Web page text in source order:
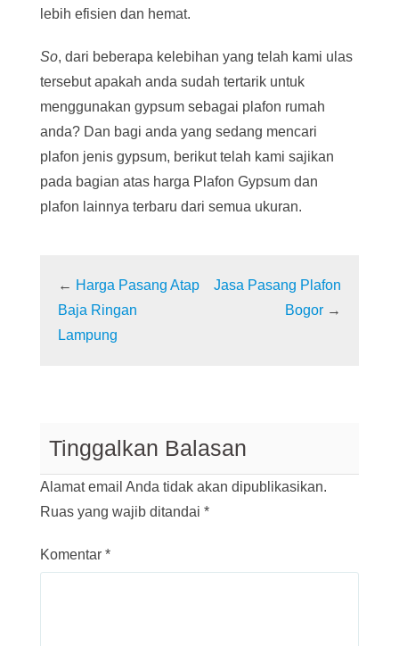
lebih efisien dan hemat.
So, dari beberapa kelebihan yang telah kami ulas
tersebut apakah anda sudah tertarik untuk
menggunakan gypsum sebagai plafon rumah
anda? Dan bagi anda yang sedang mencari
plafon jenis gypsum, berikut telah kami sajikan
pada bagian atas harga Plafon Gypsum dan
plafon lainnya terbaru dari semua ukuran.
← Harga Pasang Atap
Baja Ringan
Lampung
Jasa Pasang Plafon
Bogor →
Tinggalkan Balasan
Alamat email Anda tidak akan dipublikasikan.
Ruas yang wajib ditandai *
Komentar *